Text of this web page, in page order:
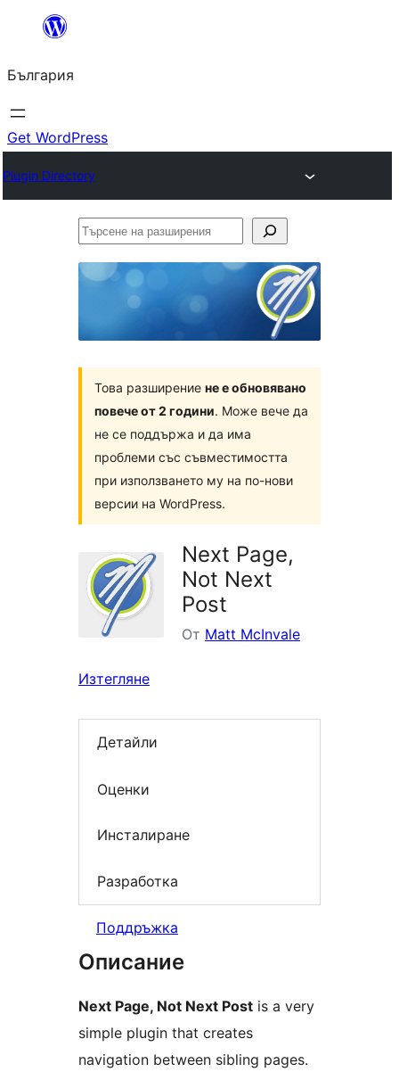
България
Get WordPress
Plugin Directory
Търсене
разширения
Това разширение не е обновявано
повече от 2 години. Може вече да
не се поддържа и да има
проблеми със съвместимостта
при използването му на по-нови
версии на WordPress.
Next Page,
Not Next
Post
От Matt McInvale
Изтегляне
Детайли
Оценки
Инсталиране
Разработка
Поддръжка
Описание
Next Page, Not Next Post is a very
simple plugin that creates
navigation between sibling pages.